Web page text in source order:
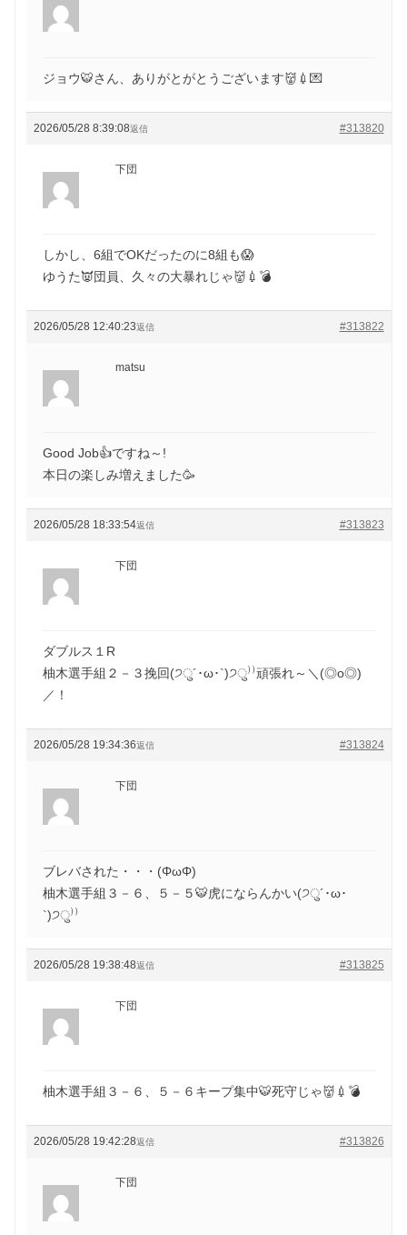
ジョウ🐯さん、ありがとがとうございます👹💉💌
2026/05/28 8:39:08 #313820
返信
下団
しかし、6組でOKだったのに8組も😱
ゆうた👿団員、久々の大暴れじゃ👹💉💣
2026/05/28 12:40:23 #313822
返信
matsu
Good Job👍ですね～!
本日の楽しみ増えました🥳
2026/05/28 18:33:54 #313823
返信
下団
ダブルス１R
柚木選手組２－３挽回(੭ु´･ω･`)੭ु⁾⁾頑張れ～＼(◎o◎)
／！
2026/05/28 19:34:36 #313824
返信
下団
ブレバされた・・・(ΦωΦ)
柚木選手組３－６、５－５🐯虎にならんかい(੭ु´･ω･
`)੭ु⁾⁾
2026/05/28 19:38:48 #313825
返信
下団
柚木選手組３－６、５－６キープ集中🐯死守じゃ👹💉💣
2026/05/28 19:42:28 #313826
返信
下団